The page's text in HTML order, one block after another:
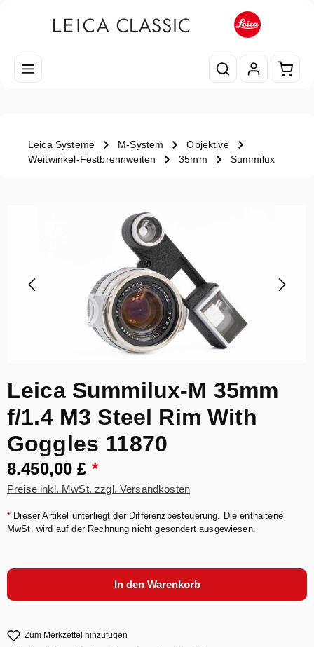
Leica Systeme M-System
Objektive
Weitwinkel-Festbrennweiten
35mm Summilux
Leica Summilux-M 35mm
f/1.4 M3 Steel Rim With
Goggles 11870
8.450,00 £ *
Preise inkl. MwSt. zzgl. Versandkosten
* Dieser Artikel unterliegt der Differenzbesteuerung. Die enthaltene
MwSt. wird auf der Rechnung nicht gesondert ausgewiesen.
In den Warenkorb
Zum Merkzettel hinzufügen